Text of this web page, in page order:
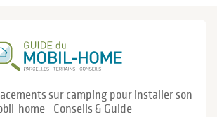
sur camping pour installer son
home - Conseils & Guide